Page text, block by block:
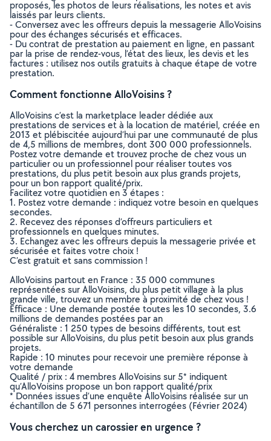
proposés, les photos de leurs réalisations, les notes et avis
laissés par leurs clients.
- Conversez avec les offreurs depuis la messagerie AlloVoisins
pour des échanges sécurisés et efficaces.
- Du contrat de prestation au paiement en ligne, en passant
par la prise de rendez-vous, l’état des lieux, les devis et les
factures : utilisez nos outils gratuits à chaque étape de votre
prestation.
Comment fonctionne AlloVoisins ?
AlloVoisins c’est la marketplace leader dédiée aux
prestations de services et à la location de matériel, créée en
2013 et plébiscitée aujourd’hui par une communauté de plus
de 4,5 millions de membres, dont 300 000 professionnels.
Postez votre demande et trouvez proche de chez vous un
particulier ou un professionnel pour réaliser toutes vos
prestations, du plus petit besoin aux plus grands projets,
pour un bon rapport qualité/prix.
Facilitez votre quotidien en 3 étapes :
1. Postez votre demande : indiquez votre besoin en quelques
secondes.
2. Recevez des réponses d’offreurs particuliers et
professionnels en quelques minutes.
3. Echangez avec les offreurs depuis la messagerie privée et
sécurisée et faites votre choix !
C’est gratuit et sans commission !
AlloVoisins partout en France : 35 000 communes
représentées sur AlloVoisins, du plus petit village à la plus
grande ville, trouvez un membre à proximité de chez vous !
Efficace : Une demande postée toutes les 10 secondes, 3.6
millions de demandes postées par an
Généraliste : 1 250 types de besoins différents, tout est
possible sur AlloVoisins, du plus petit besoin aux plus grands
projets.
Rapide : 10 minutes pour recevoir une première réponse à
votre demande
Qualité / prix : 4 membres AlloVoisins sur 5* indiquent
qu’AlloVoisins propose un bon rapport qualité/prix
* Données issues d’une enquête AlloVoisins réalisée sur un
échantillon de 5 671 personnes interrogées (Février 2024)
Vous cherchez un carossier en urgence ?